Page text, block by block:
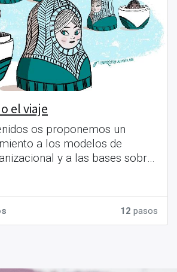
el viaje
os proponemos un
a los modelos de
y a las bases sobre
desde el paradigma
12 pasos